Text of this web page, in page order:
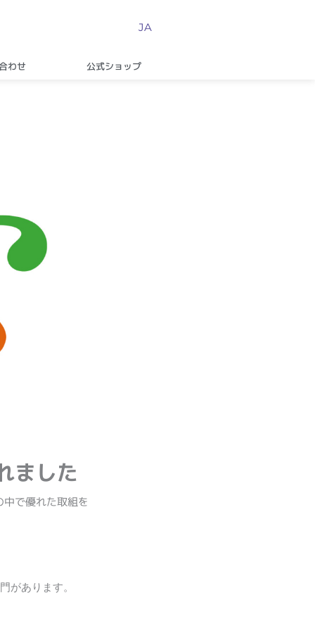
JA
わせ 公式ショップ
ました
で優れた取組を
があります。